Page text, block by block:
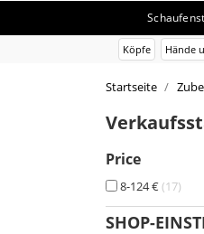
Köpfe Hände
Startseite
Price
8-124 € 17
SHOP-